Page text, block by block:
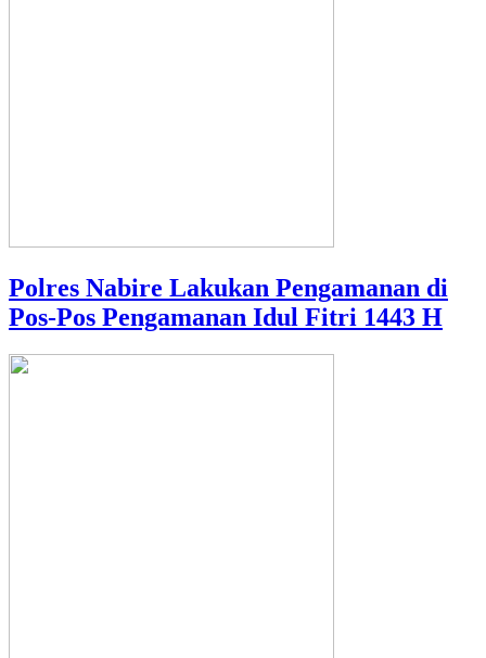
Polres Nabire Lakukan Pengamanan di
Pos-Pos Pengamanan Idul Fitri 1443 H